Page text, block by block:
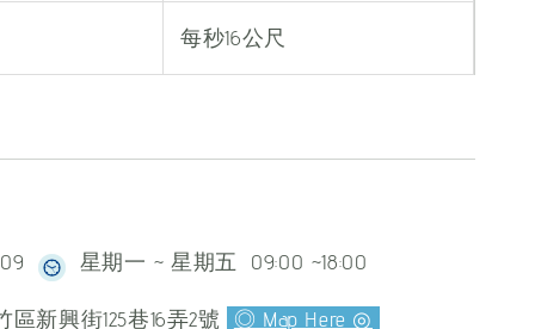
每秒16公尺
星期一 ~ 星期五 09:00 ~18:00
新興街125巷16弄2號 ◎ Map Here ◎